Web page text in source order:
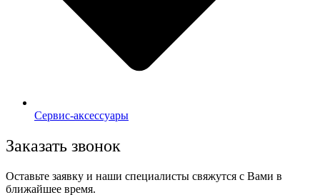
Сервис-аксессуары
Заказать звонок
Оставьте заявку и наши специалисты свяжутся с Вами в
ближайшее время.